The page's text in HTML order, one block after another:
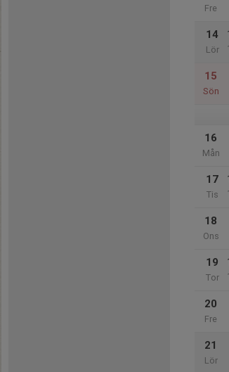
Fre
14
Lör
15
Sön
16
Mån
17
Tis
18
Ons
19
Tor
20
Fre
21
Lör